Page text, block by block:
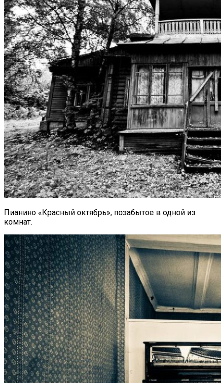
Пианино «Красный октябрь», позабытое в одной из
комнат.